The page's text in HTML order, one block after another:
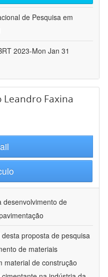
de Pesquisa em
2023-Mon Jan 31
Faxina
desenvolvimento de
proposta de pesquisa
de materiais
material de construção